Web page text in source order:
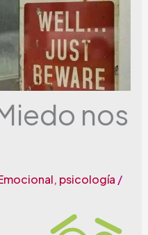
nos
, psicología /